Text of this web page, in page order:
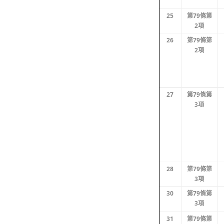
25
第79條第
2項
26
第79條第
2項
27
第79條第
3項
28
第79條第
3項
30
第79條第
3項
31
第79條第